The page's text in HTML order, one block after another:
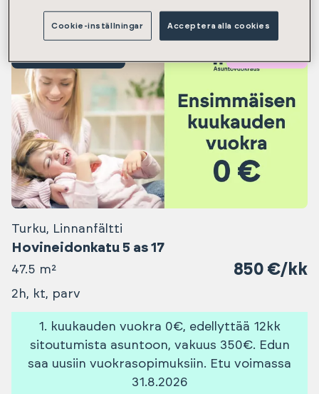
Turku, Linnanfältti
Hovineidonkatu 5 as 17
47.5 m² 850 €/kk
2h, kt, parv
1. kuukauden vuokra 0€, edellyttää 12kk
sitoutumista asuntoon, vakuus 350€. Edun
saa uusiin vuokrasopimuksiin. Etu voimassa
31.8.2026
Cookie-inställningar Acceptera alla cookies